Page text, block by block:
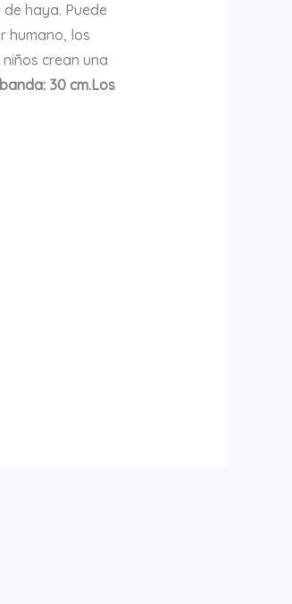
haya. Puede
humano, los
crean una
30 cm.Los